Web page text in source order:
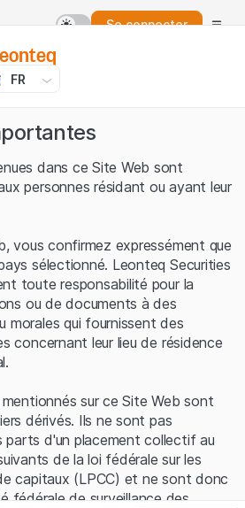
Se connecter
FR
dans ce Site Web sont
personnes résidant ou ayant leur
vous confirmez expressément que
sélectionné. Leonteq Securities
toute responsabilité pour la
ou de documents à des
morales qui fournissent des
concernant leur lieu de résidence
sur ce Site Web sont
dérivés. Ils ne sont pas
parts d'un placement collectif au
de la loi fédérale sur les
capitaux (LPCC) et ne sont donc
fédérale de surveillance des